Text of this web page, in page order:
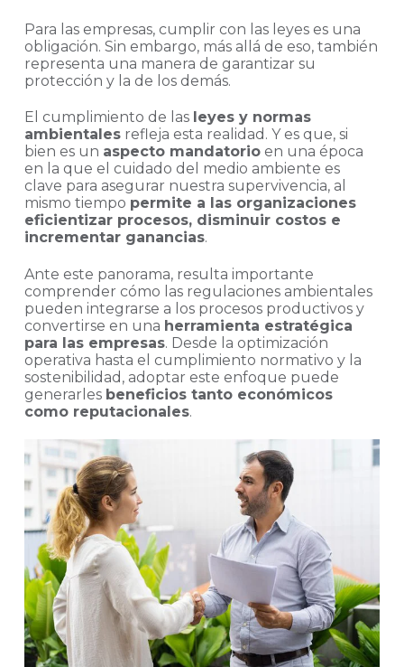
Para las empresas, cumplir con las leyes es una
obligación. Sin embargo, más allá de eso, también
representa una manera de garantizar su
protección y la de los demás.
El cumplimiento de las leyes y normas
ambientales refleja esta realidad. Y es que, si
bien es un aspecto mandatorio en una época
en la que el cuidado del medio ambiente es
clave para asegurar nuestra supervivencia, al
mismo tiempo permite a las organizaciones
eficientizar procesos, disminuir costos e
incrementar ganancias.
Ante este panorama, resulta importante
comprender cómo las regulaciones ambientales
pueden integrarse a los procesos productivos y
convertirse en una herramienta estratégica
para las empresas. Desde la optimización
operativa hasta el cumplimiento normativo y la
sostenibilidad, adoptar este enfoque puede
generarles beneficios tanto económicos
como reputacionales.